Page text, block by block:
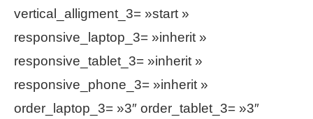
vertical_alligment_3= »start »
responsive_laptop_3= »inherit »
responsive_tablet_3= »inherit »
responsive_phone_3= »inherit »
order_laptop_3= »3″ order_tablet_3= »3″